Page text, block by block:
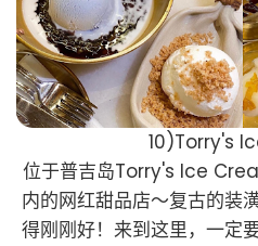
10)Torry's
位于普吉岛Torry's Ice
内的网红甜品店～复古的装
得刚刚好！来到这里，一定